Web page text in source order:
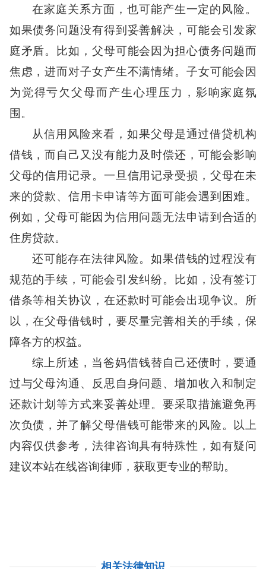
在家庭关系方面，也可能产生一定的风险。
如果债务问题没有得到妥善解决，可能会引发家
庭矛盾。比如，父母可能会因为担心债务问题而
焦虑，进而对子女产生不满情绪。子女可能会因
为觉得亏欠父母而产生心理压力，影响家庭氛
围。
从信用风险来看，如果父母是通过借贷机构
借钱，而自己又没有能力及时偿还，可能会影响
父母的信用记录。一旦信用记录受损，父母在未
来的贷款、信用卡申请等方面可能会遇到困难。
例如，父母可能因为信用问题无法申请到合适的
住房贷款。
还可能存在法律风险。如果借钱的过程没有
规范的手续，可能会引发纠纷。比如，没有签订
借条等相关协议，在还款时可能会出现争议。所
以，在父母借钱时，要尽量完善相关的手续，保
障各方的权益。
综上所述，当爸妈借钱替自己还债时，要通
过与父母沟通、反思自身问题、增加收入和制定
还款计划等方式来妥善处理。要采取措施避免再
次负债，并了解父母借钱可能带来的风险。以上
内容仅供参考，法律咨询具有特殊性，如有疑问
建议本站在线咨询律师，获取更专业的帮助。
相关法律知识